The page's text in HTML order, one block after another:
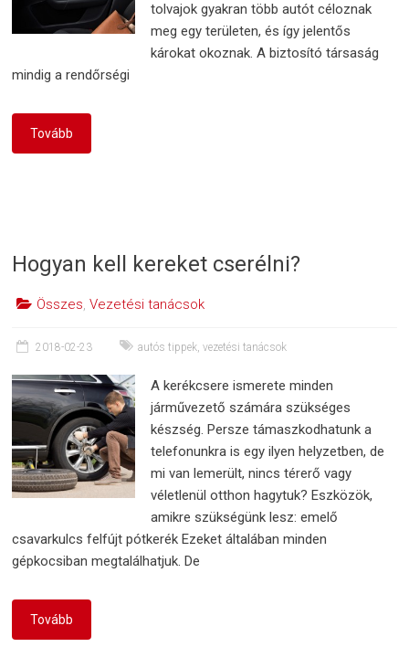
tolvajok gyakran több autót céloznak
meg egy területen, és így jelentős
károkat okoznak. A biztosító társaság
mindig a rendőrségi
Tovább
Hogyan kell kereket cserélni?
Összes,Vezetési tanácsok
2018-02-23 autós tippek,vezetési tanácsok
A kerékcsere ismerete minden
járművezető számára szükséges
készség. Persze támaszkodhatunk a
telefonunkra is egy ilyen helyzetben, de
mi van lemerült, nincs térerő vagy
véletlenül otthon hagytuk? Eszközök,
amikre szükségünk lesz: emelő
csavarkulcs felfújt pótkerék Ezeket általában minden
gépkocsiban megtalálhatjuk. De
Tovább